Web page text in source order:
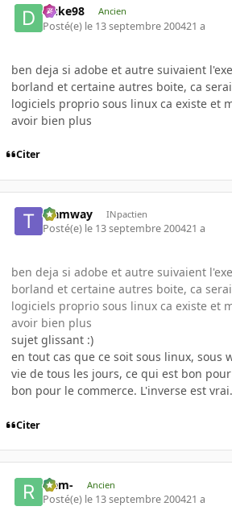
Duke98 Ancien
Posté(e) le 13 septembre 200421 a
ben deja si adobe et autre suivaient
borland et certaine autres boite, ca
logiciels proprio sous linux ca existe et
avoir bien plus
Citer
tramway INpactien
Posté(e) le 13 septembre 200421 a
ben deja si adobe et autre suivaient
borland et certaine autres boite, ca
logiciels proprio sous linux ca existe et
avoir bien plus
sujet glissant :)
en tout cas que ce soit sous linux, sous
vie de tous les jours, ce qui est bon
bon pour le commerce. L'inverse est vrai.
Citer
-rem- Ancien
Posté(e) le 13 septembre 200421 a